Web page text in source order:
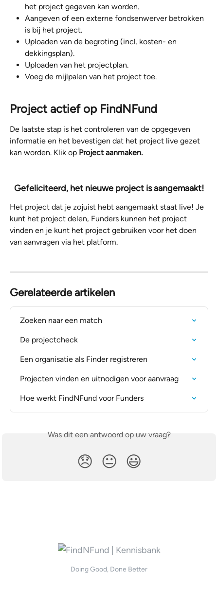
het project gegeven kan worden.
Aangeven of een externe fondsenwerver betrokken
is bij het project.
Uploaden van de begroting (incl. kosten- en
dekkingsplan).
Uploaden van het projectplan.
Voeg de mijlpalen van het project toe.
Project actief op FindNFund
De laatste stap is het controleren van de opgegeven
informatie en het bevestigen dat het project live gezet
kan worden. Klik op Project aanmaken.
Gefeliciteerd, het nieuwe project is aangemaakt!
Het project dat je zojuist hebt aangemaakt staat live! Je
kunt het project delen, Funders kunnen het project
vinden en je kunt het project gebruiken voor het doen
van aanvragen via het platform.
Gerelateerde artikelen
Zoeken naar een match
De projectcheck
Een organisatie als Finder registreren
Projecten vinden en uitnodigen voor aanvraag
Hoe werkt FindNFund voor Funders
Was dit een antwoord op uw vraag?
😞 😐 😃
Doing Good, Done Better